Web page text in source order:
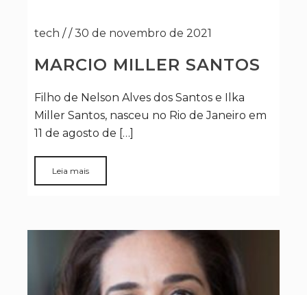
tech //30 de novembro de 2021
MARCIO MILLER SANTOS
Filho de Nelson Alves dos Santos e Ilka
Miller Santos, nasceu no Rio de Janeiro em
11 de agosto de […]
Leia mais